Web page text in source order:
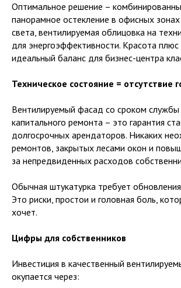
Оптимальное решение –
панорамное остекление в офисных
света, вентилируемая облицовка на
для энергоэффективности. Красота
идеальный баланс для бизнес-центра
Техническое состояние = отсутствие
Вентилируемый фасад со сроком
капитального ремонта – это гарантия
долгосрочных арендаторов. Никаких
ремонтов, закрытых лесами окон и
за непредвиденных расходов
Обычная штукатурка требует
Это риски, простои и головная боль,
хочет.
Цифры для собственников
Инвестиция в качественный
окупается через: